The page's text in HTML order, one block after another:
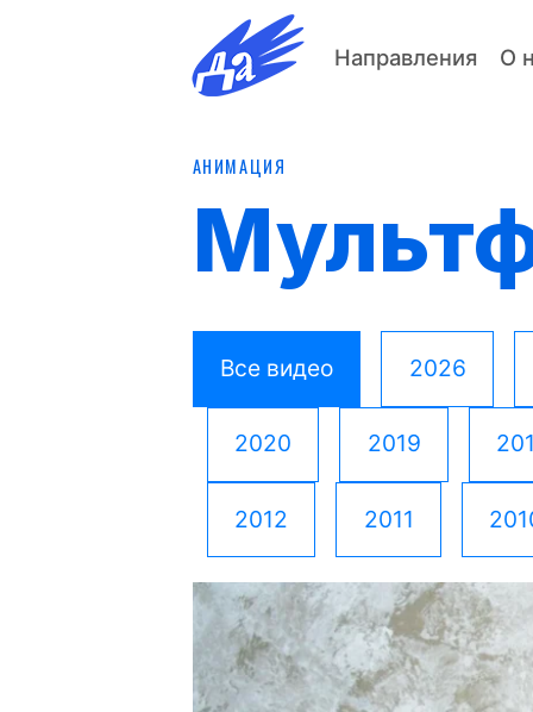
Направления О
АНИМАЦИЯ
Все видео 2026
2020 2019
2012 2011